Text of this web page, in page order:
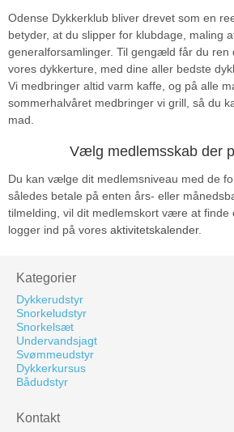
Odense Dykkerklub bliver drevet som en
betyder, at du slipper for klubdage, maling
generalforsamlinger. Til gengæld får du ren
vores dykkerture, med dine aller bedste
Vi medbringer altid varm kaffe, og på alle
sommerhalvåret medbringer vi grill, så du
mad.
Vælg medlemsskab der
Du kan vælge dit medlemsniveau med de
således betale på enten års- eller
tilmelding, vil dit medlemskort være at finde
logger ind på vores aktivitetskalender.
Kategorier
Dykkerudstyr
Snorkeludstyr
Snorkelsæt
Undervandsjagt
Svømmeudstyr
Dykkerkursus
Bådudstyr
Kontakt